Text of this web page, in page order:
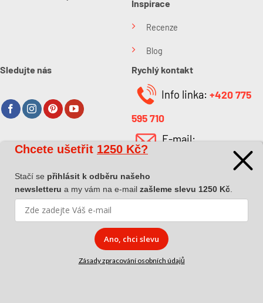
Inspirace
Recenze
Blog
Sledujte nás
O společnosti
O nás
Kontakt
Rychlý kontakt
Info linka: +420 775
595 710
E-mail:
Chcete ušetřit 1250 Kč?
Stačí se přihlásit k odběru našeho
newsletteru a my vám na e-mail zašleme slevu 1250 Kč
Ano, chci slevu
Zásady zpracování osobních údajů